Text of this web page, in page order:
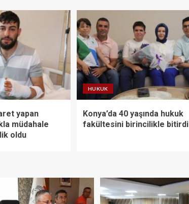
yapan
müdahale
oldu
HUKUK
Konya’da 40 yaşında hukuk
fakültesini birincilikle bitirdi